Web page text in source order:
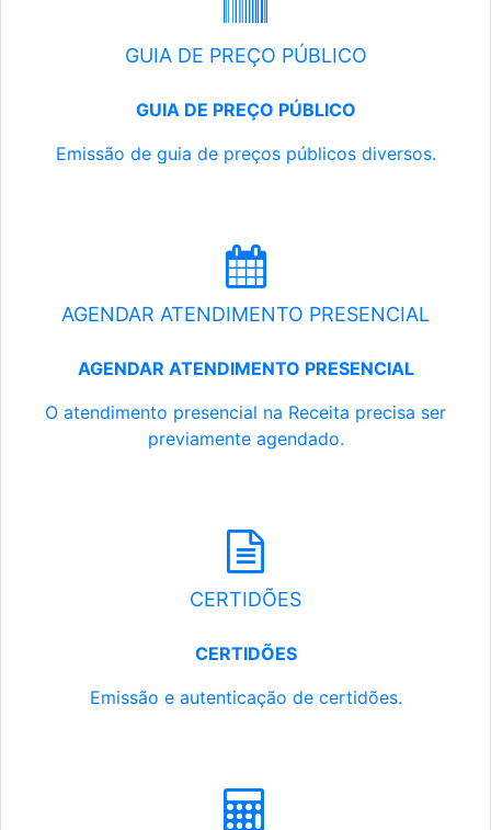
GUIA DE PREÇO PÚBLICO
GUIA DE PREÇO PÚBLICO
Emissão de guia de preços públicos diversos.
AGENDAR ATENDIMENTO PRESENCIAL
AGENDAR ATENDIMENTO PRESENCIAL
O atendimento presencial na Receita precisa ser
previamente agendado.
CERTIDÕES
CERTIDÕES
Emissão e autenticação de certidões.